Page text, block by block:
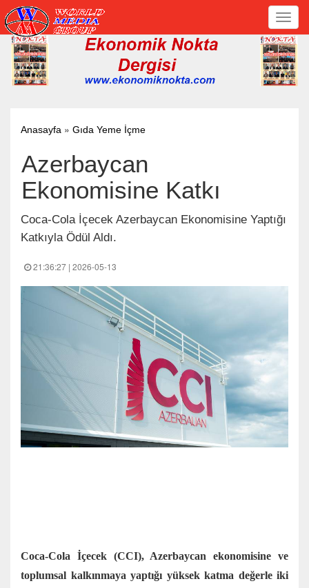
Anasayfa » Gıda Yeme İçme
Azerbaycan
Ekonomisine Katkı
Coca-Cola İçecek Azerbaycan Ekonomisine Yaptığı
Katkıyla Ödül Aldı.
21:36:27 | 2026-05-13
Coca-Cola İçecek (CCI), Azerbaycan ekonomisine ve
toplumsal kalkınmaya yaptığı yüksek katma değerle iki